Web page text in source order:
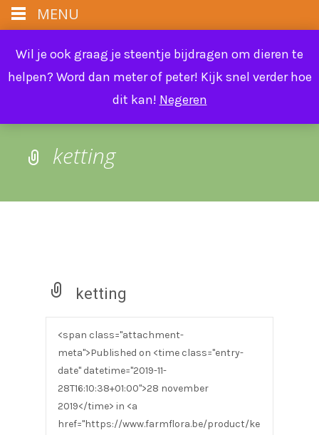
Wil je ook graag je steentje bijdragen om dieren te
helpen? Word dan meter of peter! Kijk snel verder hoe
dit kan! Negeren
ketting
ketting
<span class="attachment-
meta">Published on <time class="entry-
date" datetime="2019-11-
28T16:10:38+01:00">28 november
2019</time> in <a
href="https://www.farmflora.be/product/ke
MENU